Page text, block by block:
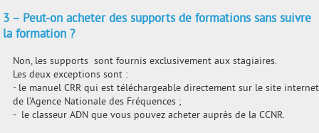
3 – Peut-on acheter des supports de formations sans suivre
la formation ?
Non, les supports sont fournis exclusivement aux stagiaires.
Les deux exceptions sont :
- le manuel CRR qui est téléchargeable directement sur le site internet
de l’Agence Nationale des Fréquences ;
- le classeur ADN que vous pouvez acheter auprès de la CCNR.